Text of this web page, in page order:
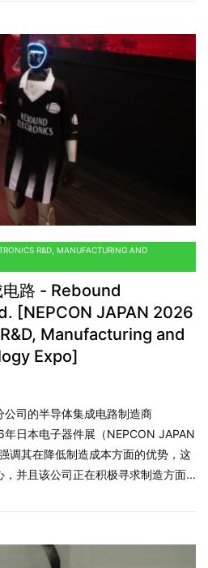
R&D, MANUFACTURING AND
路 - Rebound
[NEPCON JAPAN 2026
Manufacturing and
Expo]
司的半导体集成电路制造商
日本电子器件展（NEPCON JAPAN
调其在降低制造成本方面的优势，这
并且该公司正在积极寻求制造方面...